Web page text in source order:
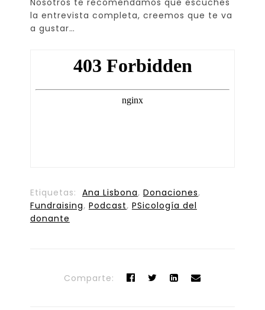
Nosotros te recomendamos que escuches
la entrevista completa, creemos que te va
a gustar…
Etiquetas: Ana Lisbona, Donaciones,
Fundraising, Podcast, PSicología del
donante
Comparte: